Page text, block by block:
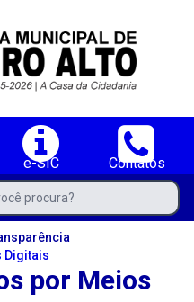
de Barro Alto-BA;
e-SIC
Contatos
Barro Alto-BA
procura?
BA
Digitais
por Meios